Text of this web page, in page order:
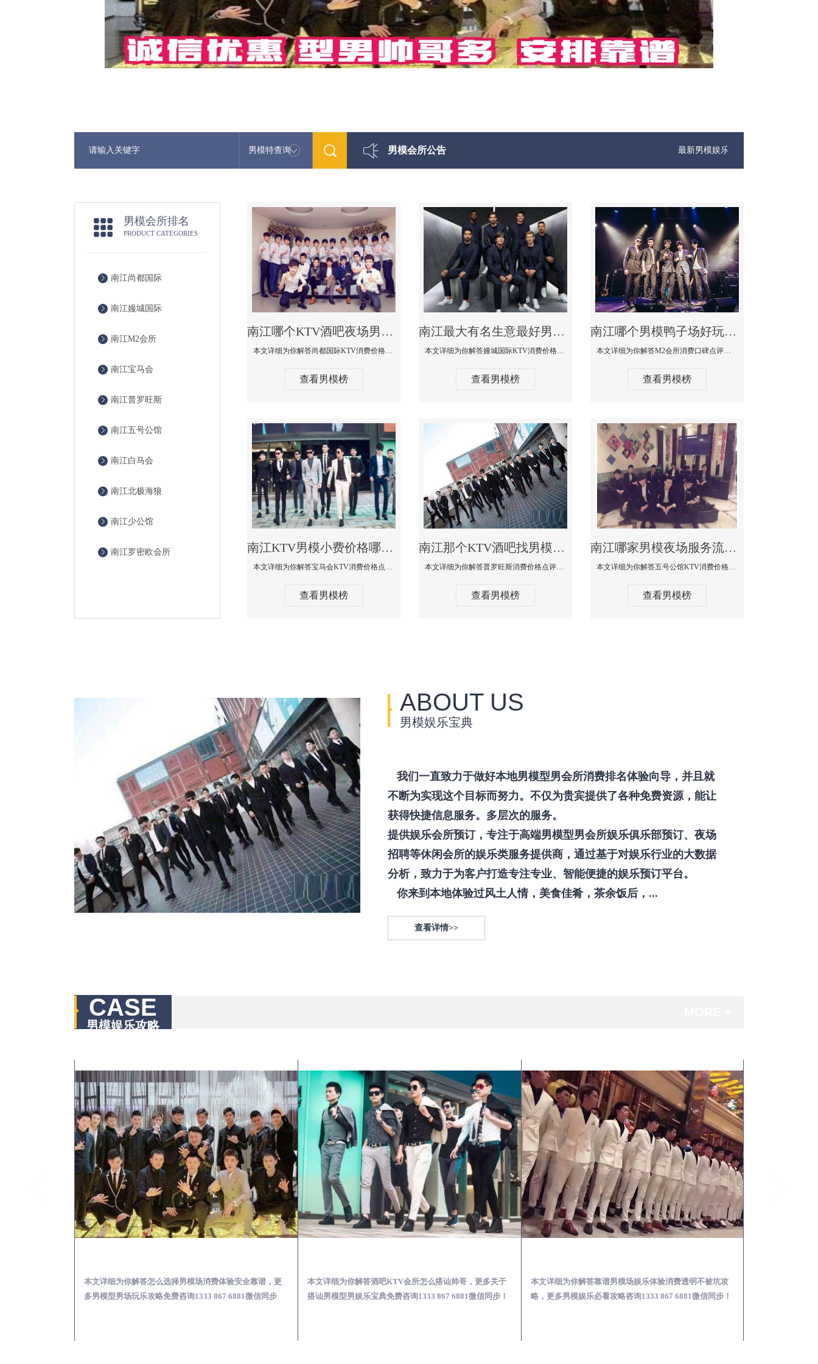
男模特查询 男模会所公告 最新男模娱乐资讯免费咨询 1333 867 6881微信同步
男模会所排名
PRODUCT CATEGORIES
南江尚都国际
南江嫚城国际
南江M2会所
南江宝马会
南江普罗旺斯
南江五号公馆
南江白马会
南江北极海狼
南江少公馆
南江罗密欧会所
南江哪个KTV酒吧夜场男模公关型男最帅-尚都国际KTV消费价格点评
本文详细为你解答尚都国际KTV消费价格点评，更多关于哪个KTV酒吧夜场男模公关型男最帅免费咨询1333 867 6881微信同步
查看男模榜
南江最大有名生意最好男模少爷场KTV体验-嫚城国际KTV消费价格点评
本文详细为你解答嫚城国际KTV消费价格口碑点评，更多关于最大有名生意最好男模少爷场KTV体验免费咨询1333 867 6881微信同步！
查看男模榜
南江哪个男模鸭子场好玩陪酒服务好-M2会所KTV消费口碑点评
本文详细为你解答M2会所消费口碑点评，更多关于哪个男模鸭子场好玩陪酒服务好免费咨询1333 867 6881微信同步！
查看男模榜
南江KTV男模小费价格哪家便宜-宝马会KTV消费口碑点评
本文详细为你解答宝马会KTV消费价格点评，更多关于KTV男模小费价格哪家便宜免费咨询1333 867 6881微信同步！
查看男模榜
南江那个KTV酒吧找男模帅哥男妓多-普罗旺斯KTV真实口碑点评
本文详细为你解答普罗旺斯消费价格点评，更多关于那个KTV酒吧找男模帅哥最多免费咨询1333 867 6881微信同步！
查看男模榜
南江哪家男模夜场服务流程全面-五号公馆KTV消费价格点评
本文详细为你解答五号公馆KTV消费价格，更多关于哪家男模夜场服务流程全面免费咨询1333 867 6881微信同步！
查看男模榜
ABOUT US
男模娱乐宝典
我们一直致力于做好本地男模型男会所消费排名体验向导，并且就
不断为实现这个目标而努力。不仅为贵宾提供了各种免费资源，能让
获得快捷信息服务。多层次的服务。
提供娱乐会所预订，专注于高端男模型男会所娱乐俱乐部预订、夜场
招聘等休闲会所的娱乐类服务提供商，通过基于对娱乐行业的大数据
分析，致力于为客户打造专注专业、智能便捷的娱乐预订平台。
你来到本地体验过风土人情，美食佳肴，茶余饭后，...
查看详情>>
CASE
男模娱乐攻略
本文详细为你解答酒吧KTV会所怎么搭讪帅哥，更多关于
搭讪男模型男娱乐宝典免费咨询1333 867 6881微信同步！
本文详细为你解答靠谱男模场娱乐体验消费透明不被坑攻
略，更多男模娱乐必看攻略咨询1333 867 6881微信同步！
本文详细为你解答KTV酒吧男模少爷公关招聘攻略，更多
关于男模面试防坑攻略免费咨询1333 867 6881微信同步！